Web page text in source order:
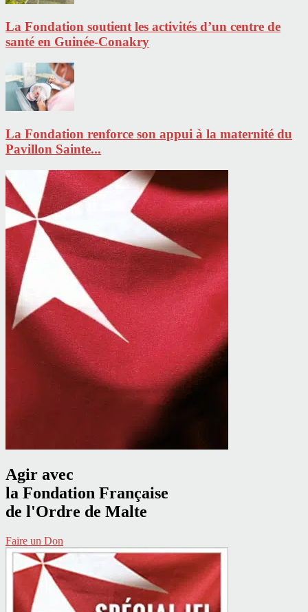
La Fondation soutient les activités d’un centre de
santé en Guinée-Conakry
La Fondation renforce son appui à la maternité du
Pavillon Sainte...
Agir avec
la Fondation Française
de l'Ordre de Malte
Faire un Don